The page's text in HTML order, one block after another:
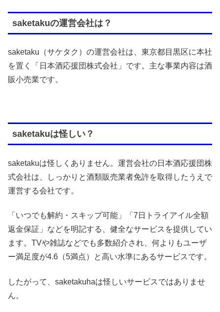
saketakuの運営会社は？
saketaku（サケタク）の運営会社は、東京都目黒区に本社
を置く「日本酒応援団株式会社」です。主な事業内容は酒
販小売業です。
saketakuは怪しい？
saketakuは怪しくありません。運営会社の日本酒応援団株
式会社は、しっかりと酒類販売業者免許を取得したうえで
運営する会社です。
「いつでも解約・スキップ可能」「7日トライアイル全額
返金保証」などを明記する、健全なサービスを提供してい
ます。TVや雑誌などでも多数紹介され、何よりもユーザ
ー満足度が4.6（5満点）と高い水準にあるサービスです。
したがって、saketakuhaは怪しいサービスではありませ
ん。